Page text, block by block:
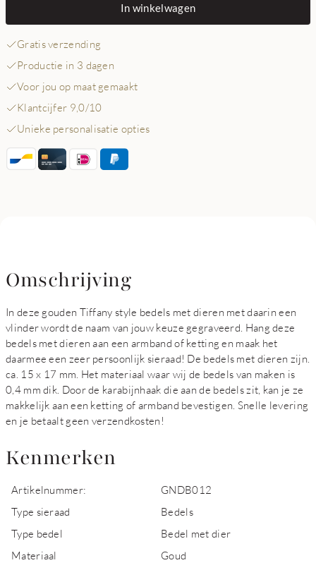
In winkelwagen
Gratis verzending
Productie in 3 dagen
Voor jou op maat gemaakt
Klantcijfer 9,0/10
Unieke personalisatie opties
Omschrijving
In deze gouden Tiffany style bedels met dieren met daarin een
vlinder wordt de naam van jouw keuze gegraveerd. Hang deze
bedels met dieren aan een armband of ketting en maak het
daarmee een zeer persoonlijk sieraad! De bedels met dieren zijn.
ca. 15 x 17 mm. Het materiaal waar wij de bedels van maken is
0,4 mm dik. Door de karabijnhaak die aan de bedels zit, kan je ze
makkelijk aan een ketting of armband bevestigen. Snelle levering
en je betaalt geen verzendkosten!
Kenmerken
Artikelnummer:
GNDB012
Type sieraad
Bedels
Type bedel
Bedel met dier
Materiaal
Goud